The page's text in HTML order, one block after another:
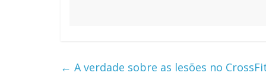
← A verdade sobre as lesões no